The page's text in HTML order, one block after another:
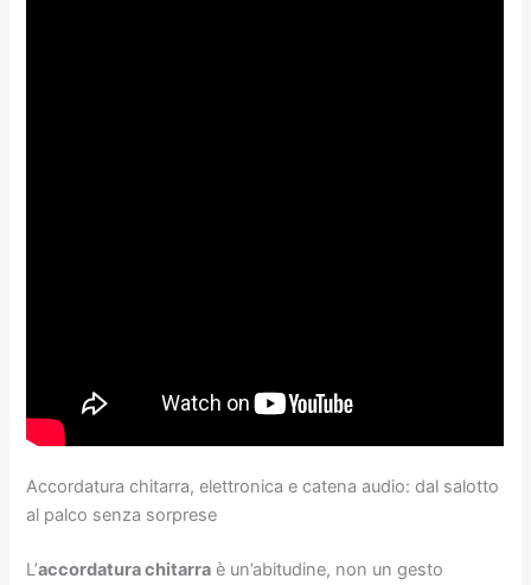
Accordatura chitarra, elettronica e catena audio: dal salotto
al palco senza sorprese
L’accordatura chitarra è un’abitudine, non un gesto